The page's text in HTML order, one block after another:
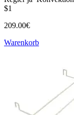
$1
209.00€
Warenkorb